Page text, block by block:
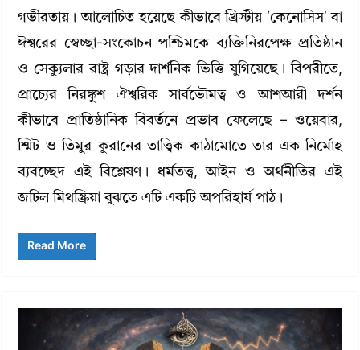
গভীরতায়। আলোচিত হয়েছে কীভাবে খ্রিস্টীয় ‘কেনোসিস’ বা
ঈশ্বরের স্বেচ্ছা-সংকোচন পশ্চিমকে ব্যক্তিনিরপেক্ষ প্রতিষ্ঠান
ও সেক্যুলার রাষ্ট্র গড়ার দার্শনিক ভিত্তি যুগিয়েছে। বিপরীতে,
প্রাচ্যের নিরঙ্কুশ ঐশ্বরিক সার্বভৌমত্ব ও আশআরী দর্শন
কীভাবে প্রাতিষ্ঠানিক বিবর্তনে প্রভাব ফেলেছে – ওয়েবার,
শ্মিট ও তিমুর কুরানের তাত্ত্বিক কাঠামোতে তার এক নির্মোহ
ব্যবচ্ছেদ এই বিশ্লেষণ। ধর্মতত্ত্ব, আইন ও অর্থনীতির এই
জটিল মিথস্ক্রিয়া বুঝতে এটি একটি অপরিহার্য পাঠ।
Read More